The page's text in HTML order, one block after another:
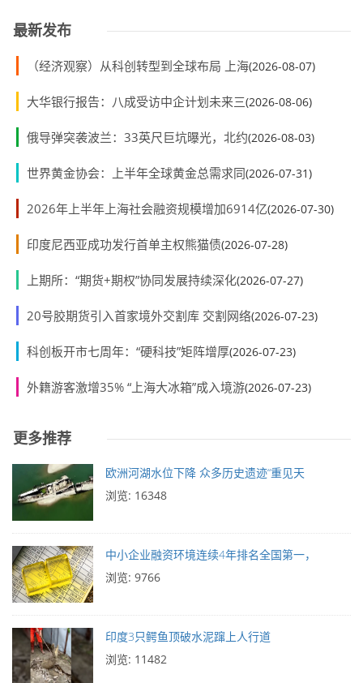
最新发布
（经济观察）从科创转型到全球布局 上海(2026-08-07)
大华银行报告：八成受访中企计划未来三(2026-08-06)
俄导弹突袭波兰：33英尺巨坑曝光，北约(2026-08-03)
世界黄金协会：上半年全球黄金总需求同(2026-07-31)
2026年上半年上海社会融资规模增加6914亿(2026-07-30)
印度尼西亚成功发行首单主权熊猫债(2026-07-28)
上期所：“期货+期权”协同发展持续深化(2026-07-27)
20号胶期货引入首家境外交割库 交割网络(2026-07-23)
科创板开市七周年：“硬科技”矩阵增厚(2026-07-23)
外籍游客激增35% “上海大冰箱”成入境游(2026-07-23)
更多推荐
欧洲河湖水位下降 众多历史遗迹“重见天
浏览: 16348
中小企业融资环境连续4年排名全国第一，
浏览: 9766
印度3只鳄鱼顶破水泥蹿上人行道
浏览: 11482